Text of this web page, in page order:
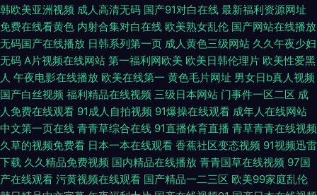
在线国产视频 深夜福利91 国产欧美日韩黑料 91午夜国产视频 九一制片工厂
传媒 97色福利导航 avjiucao 日韩欧美网站色网 超碰97人妻资源总站 97人
妻欧美另类 亚洲经典每日更新 色情AV网页免费版 东方Av69 91颜色网站在
线观看 18禁高清无码网站 午夜男女视频 欧美日韩福利视频 日本黄色三级片
A 国产精品图片小说激情 AV偷拍精品 亚洲元码在线a 香蕉福利导航 丝袜美
腿后入亚洲探花 日韩皇色A片 国产欧美黑人丰满 97视频免费无遮挡 国产六
韩欧美亚洲视频 成人高清无码 国产91对白在线 最新福利资源网址
免费在线看黄色 内射合集对白在线 欧美熟女乱伦 国产网站在线播放
无码国产在线播放 日韩系列第一页 成人黄色三级网站 久久午夜少妇
无码 A片视频在线网站 第一福利网欧美 欧美日韩伦理片 欧美性爱黑
人 午夜电影在线播放 欧美在线第一 黄色毛片网址 男女日b真人视频
国产白丝视频 福利精品在线视频 三级日本网站 门事件一区二区 成
人免费在线观看 91成人自拍视频 91爆操在线观看 成年人在线网站
中文第一页在线 青青草综合在线 91直播体育直播 青草青青在线视频
久草的视频免费看 日本一本在线观看 香蕉社区变态视频 91视频迅雷
下载 久久精品免费视频 国内精品在线播放 青青国草在线视频 97国
产在线观看 污黄视频在线观看 国产精品一二三区 欧美99家庭乱伦